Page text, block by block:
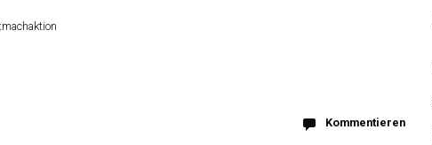
Kommentieren